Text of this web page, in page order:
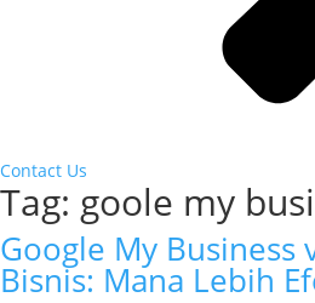
Contact Us
Tag: goole my
Google My Business
Bisnis: Mana Lebih